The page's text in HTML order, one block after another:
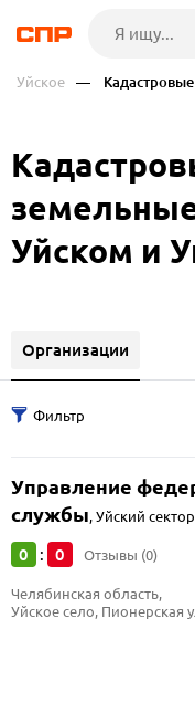
Уйское — Кадастровые
Уйском и
Организации
Управление
службы,Уйский сектор
0 : 0 Отзывы (0)
Челябинская область,
Уйское село, Пионерская